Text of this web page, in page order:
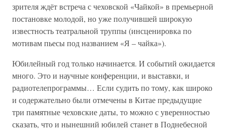
зрителя ждёт встреча с чеховской «Чайкой» в премьерной
постановке молодой, но уже получившей широкую
известность театральной труппы (инсценировка по
мотивам пьесы под названием «Я – чайка»).
Юбилейный год только начинается. И событий ожидается
много. Это и научные конференции, и выставки, и
радиотелепрограммы… Если судить по тому, как широко
и содержательно были отмечены в Китае предыдущие
три памятные чеховские даты, то можно с уверенностью
сказать, что и нынешний юбилей станет в Поднебесной